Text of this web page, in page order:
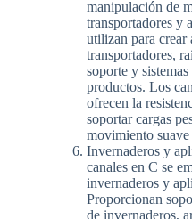
manipulación de
transportadores y
utilizan para crear
transportadores,
soporte y
productos. Los
ofrecen la
soportar cargas
movimiento suave
Invernaderos y
canales en C se
invernaderos y
Proporcionan
de invernaderos,